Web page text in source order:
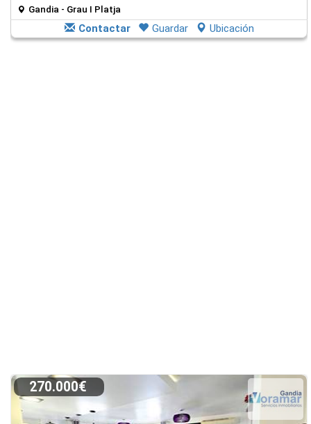
Gandia - Grau I Platja
Contactar Guardar Ubicación
270.000€